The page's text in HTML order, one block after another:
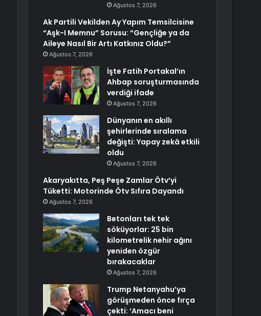
Ağustos 7, 2026
Ak Partili Vekilden Ay Yapım Temsilcisine
“Aşk-I Memnu” Sorusu: “Gençliğe ya da
Aileye Nasıl Bir Artı Katkınız Oldu?”
Ağustos 7, 2026
İşte Fatih Portakal’ın
Ahbap soruşturmasında
verdiği ifade
Ağustos 7, 2026
Dünyanın en akıllı
şehirlerinde sıralama
değişti: Yapay zekâ etkili
oldu
Ağustos 7, 2026
Akaryakıtta, Peş Peşe Zamlar Ötv’yi
Tüketti: Motorinde Ötv Sıfıra Dayandı
Ağustos 7, 2026
Betonları tek tek
söküyorlar: 25 bin
kilometrelik nehir ağını
yeniden özgür
bırakacaklar
Ağustos 7, 2026
Trump Netanyahu’ya
görüşmeden önce fırça
çekti: ‘Amacı beni